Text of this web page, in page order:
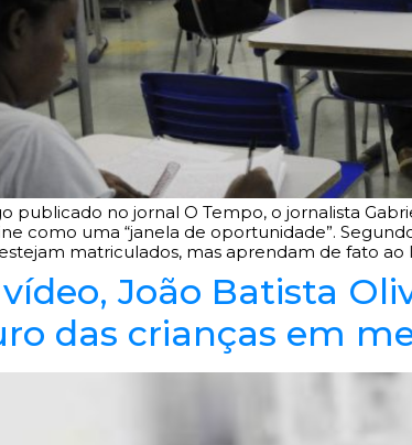
publicado no jornal O Tempo, o jornalista
como uma “janela de oportunidade”.
matriculados, mas aprendam de fato ao
João Batista
das crianças em